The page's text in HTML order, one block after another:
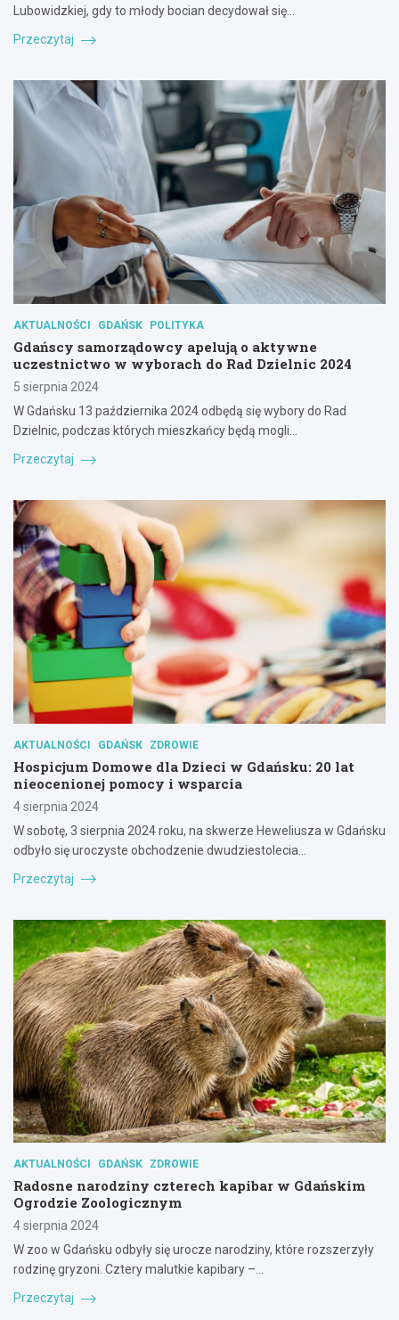
Lubowidzkiej, gdy to młody bocian decydował się…
Przeczytaj
AKTUALNOŚCI GDAŃSK POLITYKA
Gdańscy samorządowcy apelują o aktywne
uczestnictwo w wyborach do Rad Dzielnic 2024
5 sierpnia 2024
W Gdańsku 13 października 2024 odbędą się wybory do Rad
Dzielnic, podczas których mieszkańcy będą mogli…
Przeczytaj
AKTUALNOŚCI GDAŃSK ZDROWIE
Hospicjum Domowe dla Dzieci w Gdańsku: 20 lat
nieocenionej pomocy i wsparcia
4 sierpnia 2024
W sobotę, 3 sierpnia 2024 roku, na skwerze Heweliusza w Gdańsku
odbyło się uroczyste obchodzenie dwudziestolecia…
Przeczytaj
AKTUALNOŚCI GDAŃSK ZDROWIE
Radosne narodziny czterech kapibar w Gdańskim
Ogrodzie Zoologicznym
4 sierpnia 2024
W zoo w Gdańsku odbyły się urocze narodziny, które rozszerzyły
rodzinę gryzoni. Cztery malutkie kapibary –…
Przeczytaj